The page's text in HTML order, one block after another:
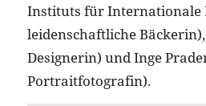
Instituts für Internationale
leidenschaftliche
Designerin) und Inge
Portraitfotografin).